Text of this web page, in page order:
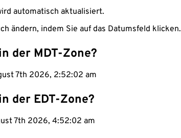
automatisch aktualisiert.
ändern, indem Sie auf das Datumsfeld klicken.
der MDT-Zone?
7th 2026, 2:52:03 am
der EDT-Zone?
7th 2026, 4:52:03 am